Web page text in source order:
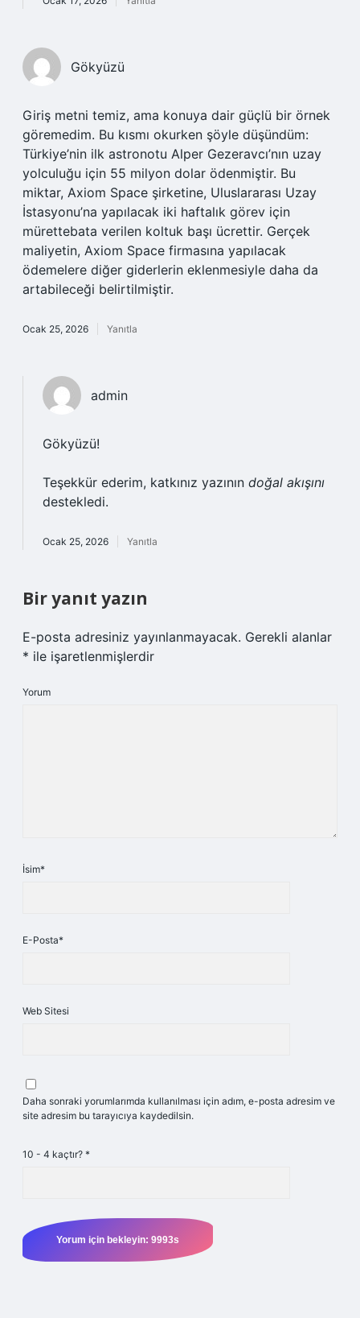
Gökyüzü
Giriş metni temiz, ama konuya dair güçlü bir örnek
göremedim. Bu kısmı okurken şöyle düşündüm:
Türkiye’nin ilk astronotu Alper Gezeravcı’nın uzay
yolculuğu için 55 milyon dolar ödenmiştir. Bu
miktar, Axiom Space şirketine, Uluslararası Uzay
İstasyonu’na yapılacak iki haftalık görev için
mürettebata verilen koltuk başı ücrettir. Gerçek
maliyetin, Axiom Space firmasına yapılacak
ödemelere diğer giderlerin eklenmesiyle daha da
artabileceği belirtilmiştir.
Ocak 25, 2026 Yanıtla
admin
Gökyüzü!
Teşekkür ederim, katkınız yazının doğal akışını
destekledi.
Ocak 25, 2026 Yanıtla
Bir yanıt yazın
E-posta adresiniz yayınlanmayacak. Gerekli alanlar
* ile işaretlenmişlerdir
Yorum
İsim*
E-Posta*
Web Sitesi
Daha sonraki yorumlarımda kullanılması için adım, e-posta adresim ve
site adresim bu tarayıcıya kaydedilsin.
10 - 4 kaçtır? *